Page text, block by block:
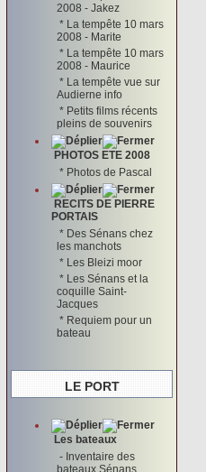
2008 - Jakez
* La tempête 10 mars
2008 - Marite
* La tempête 10 mars
2008 - Maurice
* La tempête vue sur
Audierne info
* Petits films récents
pleins de souvenirs
PHOTOS ETE 2008
* Photos de Pascal
RECITS DE PIERRE
PORTAIS
* Des Sénans chez
les manchots
* Les Bleizi moor
* Les Sénans et la
coquille Saint-
Jacques
* Requiem pour un
bateau
LE PORT
Les bateaux
- Inventaire des
bateaux Sénans